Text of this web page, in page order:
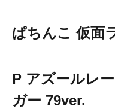
ぱちんこ 仮面
P アズールレ
ガー 79ver.